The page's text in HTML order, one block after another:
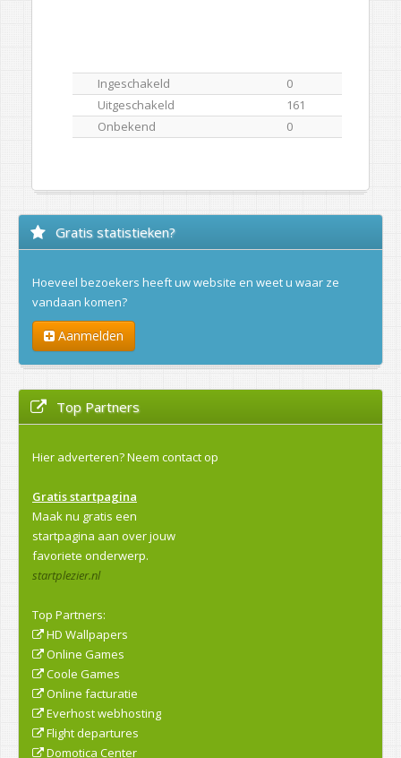
Ingeschakeld
0
Uitgeschakeld
161
Onbekend
0
Gratis statistieken?
Hoeveel bezoekers heeft uw website en weet u waar ze
vandaan komen?
Aanmelden
Top Partners
Hier adverteren?Neem contact op
Gratis startpagina
Maak nu gratis een
startpagina aan over jouw
favoriete onderwerp.
startplezier.nl
Top Partners:
HD Wallpapers
Online Games
Coole Games
Online facturatie
Everhost webhosting
Flight departures
Domotica Center